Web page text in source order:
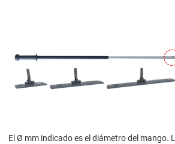
El Ø mm indicado es el diámetro del mango.